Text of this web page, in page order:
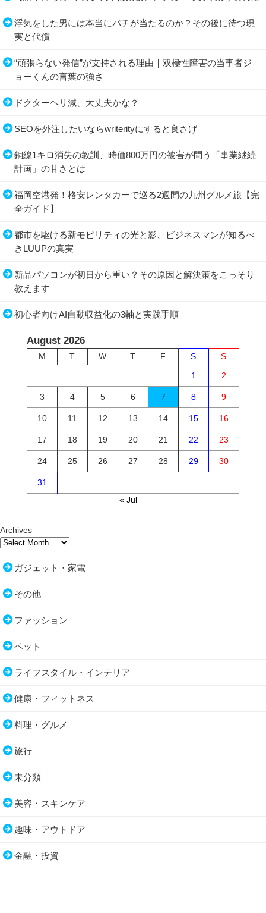
浮気をした男には本当にバチが当たるのか？その後に待つ現
実と代償
“頑張らない発信”が支持される理由｜双極性障害の当事者ジ
ョーくんの言葉の強さ
ドクターヘリ減、大丈夫かな？
SEOを外注したいならwriterityにすると良さげ
銅線1キロ消失の教訓、時価800万円の被害が問う「事業継続
計画」の甘さとは
福岡空港発！格安レンタカーで巡る2週間の九州グルメ旅【完
全ガイド】
都市を駆ける新モビリティの光と影、ビジネスマンが知るべ
きLUUPの真実
新品パソコンが初日から重い？その原因と解決策をこっそり
教えます
初心者向けAI自動収益化の3軸と実践手順
August 2026
M T W T F S
S
1
2
3 4 5 6 7 8 9
10 11 12 13 14 15 16
17 18 19 20 21 22 23
24 25 26 27 28 29 30
31
« Jul
Archives
ガジェット・家電
その他
ファッション
ペット
ライフスタイル・インテリア
健康・フィットネス
料理・グルメ
旅行
未分類
美容・スキンケア
趣味・アウトドア
金融・投資